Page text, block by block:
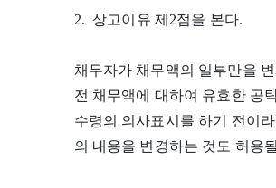
2. 상고이유 제2점을 본다.
채무자가 채무액의 일부만을
전 채무액에 대하여 유효한 공
수령의 의사표시를 하기 전이
의 내용을 변경하는 것도 허용